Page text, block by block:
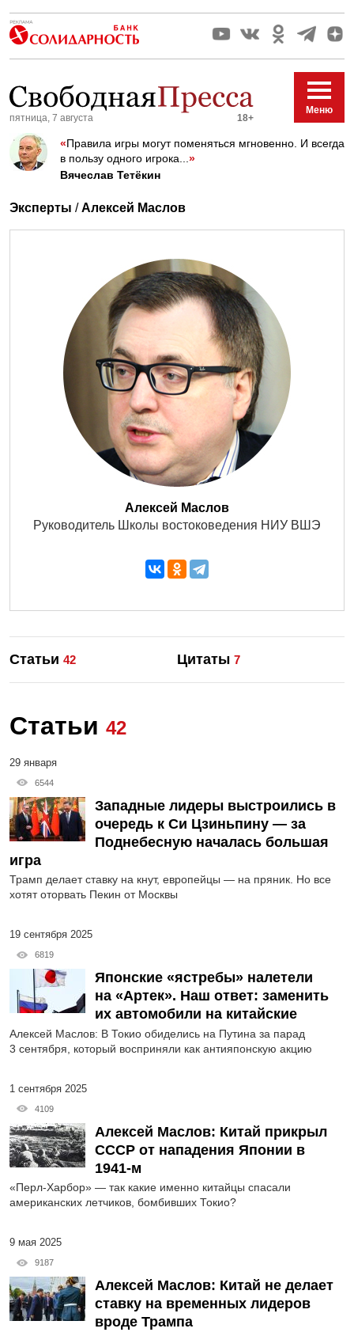
18+
пятница, 7 августа
Меню
«Правила игры могут поменяться мгновенно. И всегда
в пользу одного игрока... »
Вячеслав Тетёкин
Эксперты /Алексей Маслов
Алексей Маслов
Руководитель Школы востоковедения НИУ ВШЭ
Статьи 42 Цитаты 7
Статьи 42
29 января
6544
Западные лидеры выстроились в
очередь к Си Цзиньпину — за
Поднебесную началась большая
игра
Трамп делает ставку на кнут, европейцы — на пряник. Но все
хотят оторвать Пекин от Москвы
19 сентября 2025
6819
Японские «ястребы» налетели
на «Артек». Наш ответ: заменить
их автомобили на китайские
Алексей Маслов: В Токио обиделись на Путина за парад
3 сентября, который восприняли как антияпонскую акцию
1 сентября 2025
4109
Алексей Маслов: Китай прикрыл
СССР от нападения Японии в
1941-м
«Перл-Харбор» — так какие именно китайцы спасали
американских летчиков, бомбивших Токио?
9 мая 2025
9187
Алексей Маслов: Китай не делает
ставку на временных лидеров
вроде Трампа